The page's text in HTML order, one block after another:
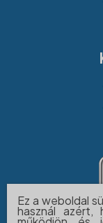
Ez a weboldal
használ azért,